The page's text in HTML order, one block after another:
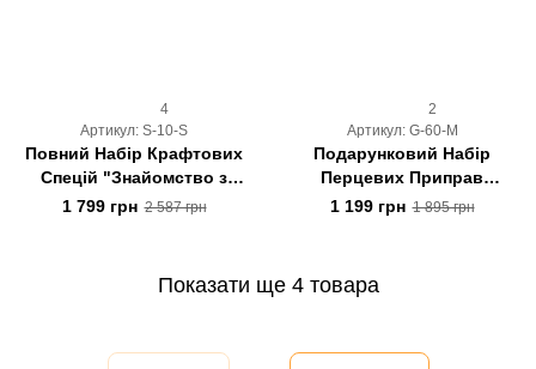
4
Артикул: S-10-S
Повний Набір Крафтових
Спецій "Знайомство з
NeedSpice™"
1 799 грн 2 587 грн
2
Артикул: G-60-M
Подарунковий Набір
Перцевих Приправ
NeedSpice™
1 199 грн 1 895 грн
Показати ще 4 товара